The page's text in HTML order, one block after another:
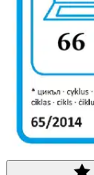
Näytä lisää
Arviot